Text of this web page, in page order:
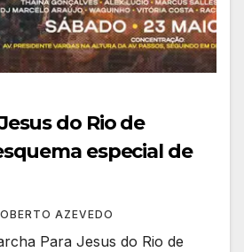
do Rio de
especial de
AZEVEDO
Para Jesus do Rio de